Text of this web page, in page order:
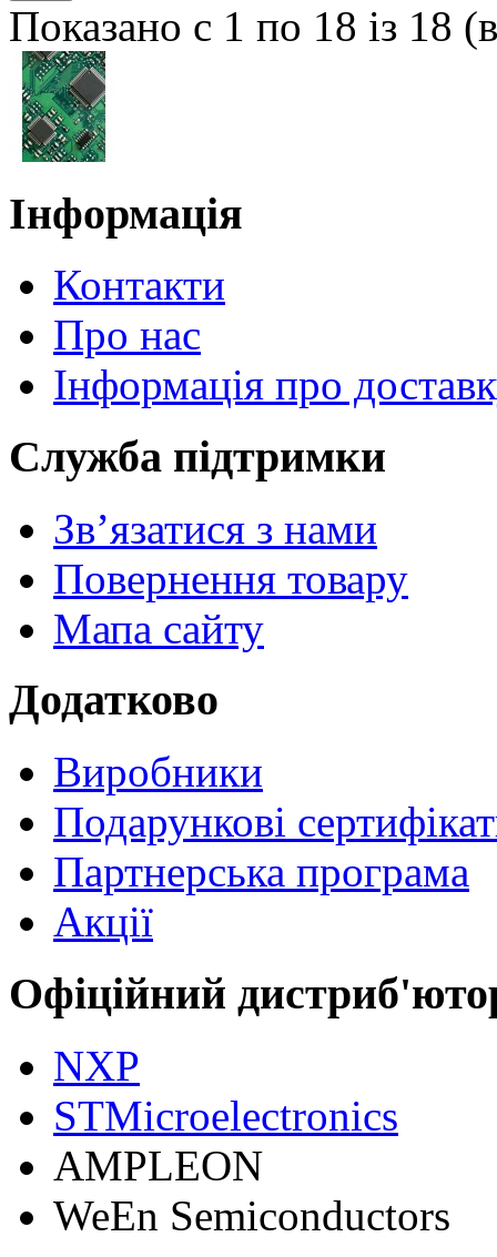
Показано с 1 по 18 із 18
Інформація
Контакти
Про нас
Інформація про
Служба підтримки
Зв’язатися з нами
Повернення товару
Мапа сайту
Додатково
Виробники
Подарункові
Партнерська програма
Акції
Офіційний
NXP
STMicroelectronics
АMPLEON
WeEn Semiconductors